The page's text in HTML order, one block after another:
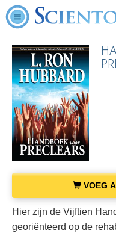
VOEG
Hier zijn de Vijftien
georiënteerd op de